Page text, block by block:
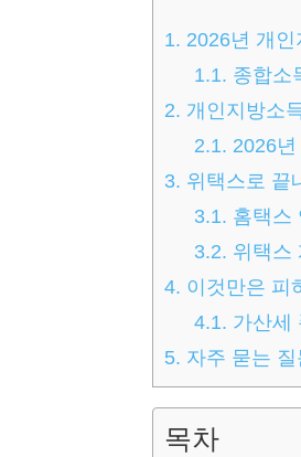
1. 2026년 개
1.1. 종합소
2. 개인지방소
2.1. 2026년
3. 위택스로 끝
3.1. 홈택스
3.2. 위택스
4. 이것만은 피
4.1. 가산세
5. 자주 묻는
목차